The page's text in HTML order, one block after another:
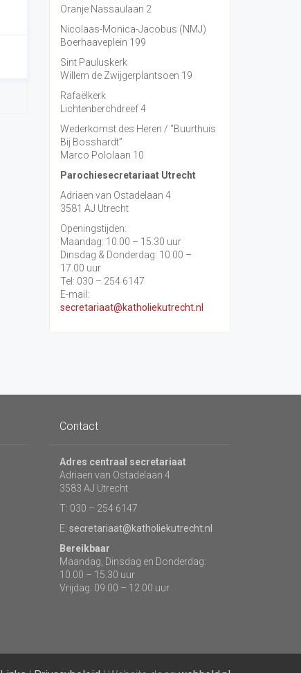
Oranje Nassaulaan 2
Nicolaas-Monica-Jacobus (NMJ)
Boerhaaveplein 199
Sint Pauluskerk
Willem de Zwijgerplantsoen 19
Rafaëlkerk
Lichtenberchdreef 4
Wederkomst des Heren / “Buurthuis
Bij Bosshardt”
Marco Pololaan 10
Parochiesecretariaat Utrecht
Adriaen van Ostadelaan 4
3581 AJ Utrecht
Openingstijden:
Maandag: 10.00 – 15.30 uur
Dinsdag & Donderdag: 10.00 –
17.00 uur
Tel: 030 – 254 6147
E-mail:
secretariaat@katholiekutrecht.nl
Contact
Adres centraal secretariaat
Adriaen van Ostadelaan 4
3583 AJ Utrecht
T: 030 – 254 6147
E: secretariaat@katholiekutrecht.nl
Bereikbaar
Maandag, Dinsdag en Donderdag:
10.00 – 15.30 uur
Vrijdag: 09.00 – 12.00 uur